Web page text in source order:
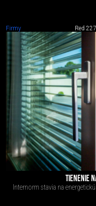
Firmy Red 2
TIENENIE
Internorm stavia na